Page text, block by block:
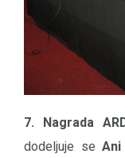
7. Nagrada
dodeljuje se